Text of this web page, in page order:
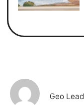
Geo Lead